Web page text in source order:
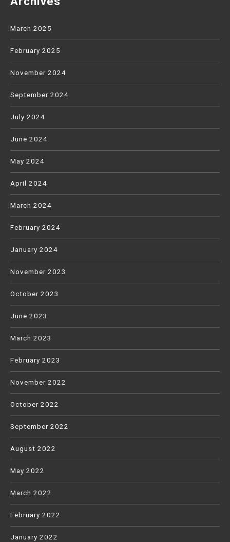
March 2025
February 2025
November 2024
September 2024
July 2024
June 2024
May 2024
April 2024
March 2024
February 2024
January 2024
November 2023
October 2023
June 2023
March 2023
February 2023
November 2022
October 2022
September 2022
August 2022
May 2022
March 2022
February 2022
January 2022